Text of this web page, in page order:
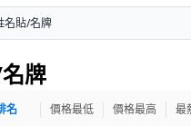
名貼/名牌
牌
名 價格最低 價格最高 最